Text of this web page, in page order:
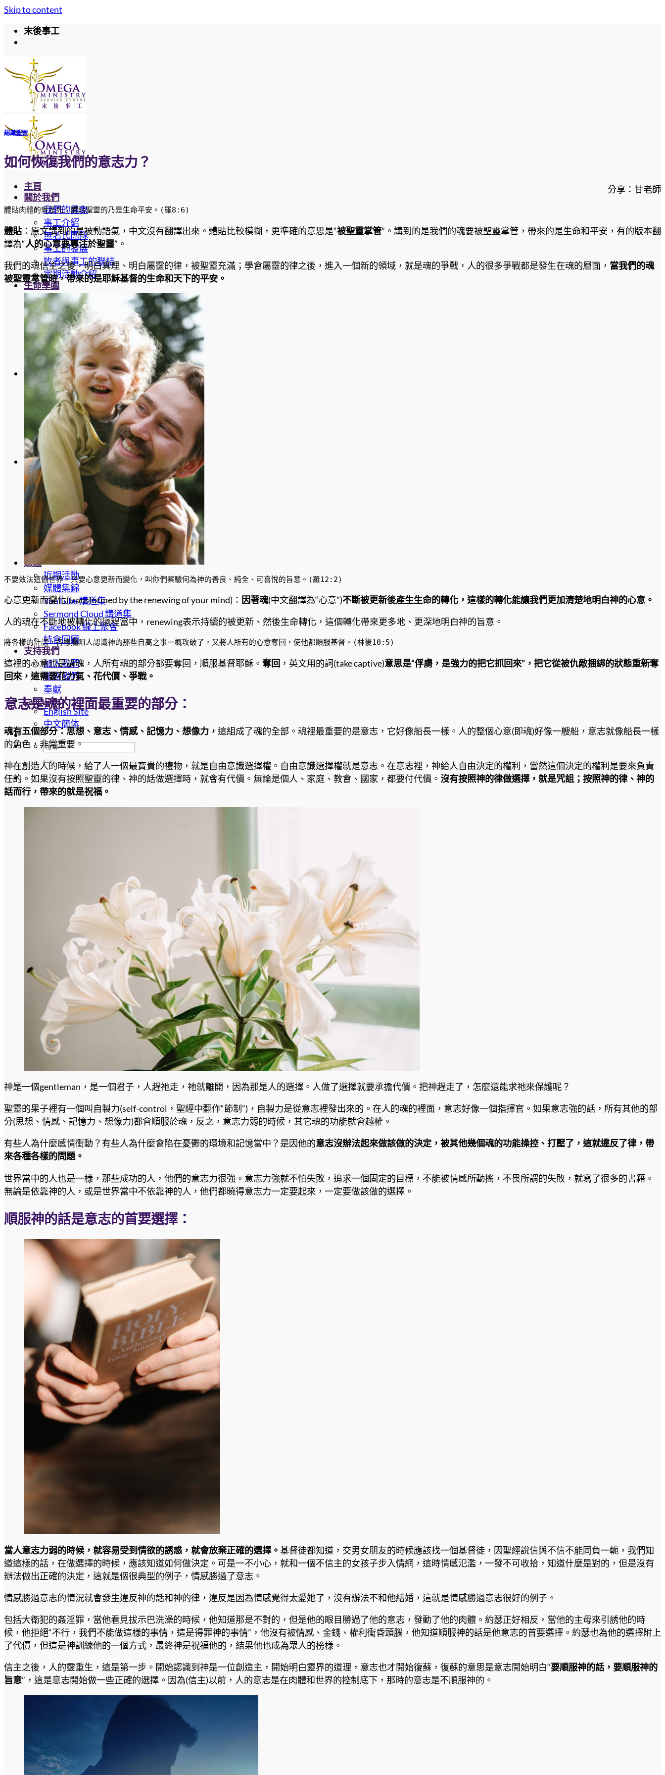
Skip to content
末後事工
主頁
關於我們
我們的異象
事工介紹
無名氏團隊
事工的發展
牧者與事工的聯結
定期活動介紹
生命學園
生命學園簡介
生命學園醫治中心
醫治課程信息
裝備課程信息
新婦課程信息
單身婚戀輔導事工
培訓課程
教牧培訓系列
神國商業
初信造就
查經生活
認識聖靈
少兒專區
最新文章
教導與見證
先知啟示與應驗
屬靈資源
代禱者資源
全球新聞
鐵杖轄管列國
末日復興運動
媒體
近期活動
媒體集錦
YouTube 講道集
Sermond Cloud 講道集
Facebook 線上聚會
特會回顧
支持我們
加入我們
聯絡我們
奉獻
Language
English Site
中文簡体
認識聖靈
如何恢復我們的意志力？
分享：甘老師
體貼肉體的就是死；體貼聖靈的乃是生命平安。(羅8:6)
體貼：原文講到的是被動語氣，中文沒有翻譯出來。體貼比較模糊，更準確的意思是“被聖靈掌管”。講到的是我們的魂要被聖靈掌管，帶來的是生命和平安，有的版本翻
譯為“人的心意要專注於聖靈”。
我們的魂信主之後，明白真理、明白屬靈的律，被聖靈充滿；學會屬靈的律之後，進入一個新的領域，就是魂的爭戰，人的很多爭戰都是發生在魂的層面， 當我們的魂
被聖靈掌管時，帶來的是耶穌基督的生命和天下的平安。
不要效法這個世界，只要心意更新而變化，叫你們察驗何為神的善良、純全、可喜悅的旨意。(羅12:2)
心意更新而變化(transformed by the renewing of your mind)： 因著魂(中文翻譯為“心意”)不斷被更新後產生生命的轉化，這樣的轉化能讓我們更加清楚地明白神的心意。
人的魂在不斷地被轉化的過程當中，renewing表示持續的被更新、然後生命轉化，這個轉化帶來更多地、更深地明白神的旨意。
將各樣的計謀，各樣攔阻人認識神的那些自高之事一概攻破了，又將人所有的心意奪回，使他都順服基督。(林後10:5)
這裡的心意也是講魂，人所有魂的部分都要奪回，順服基督耶穌。 奪回 ，英文用的詞(take captive)意思是“俘虜，是強力的把它抓回來”，把它從被仇敵捆綁的狀態重新奪
回來，這需要花力氣、花代價、爭戰。
意志是魂的裡面最重要的部分：
魂有五個部分：思想、意志、情感、記憶力、想像力， 這組成了魂的全部。魂裡最重要的是意志，它好像船長一樣。人的整個心意(即魂)好像一艘船，意志就像船長一樣
的角色，非常重要。
神在創造人的時候，給了人一個最寶貴的禮物，就是自由意識選擇權。自由意識選擇權就是意志。在意志裡，神給人自由決定的權利，當然這個決定的權利是要來負責
任的。如果沒有按照聖靈的律、神的話做選擇時，就會有代價。無論是個人、家庭、教會、國家，都要付代價。 沒有按照神的律做選擇，就是咒詛；按照神的律、神的
話而行，帶來的就是祝福。
神是一個gentleman，是一個君子，人趕祂走，祂就離開，因為那是人的選擇。人做了選擇就要承擔代價。把神趕走了，怎麼還能求祂來保護呢？
聖靈的果子裡有一個叫自製力(self-control，聖經中翻作“節制”)，自製力是從意志裡發出來的。在人的魂的裡面，意志好像一個指揮官。如果意志強的話，所有其他的部
分(思想、情感、記憶力、想像力)都會順服於魂，反之，意志力弱的時候，其它魂的功能就會越權。
有些人為什麼感情衝動？有些人為什麼會陷在憂鬱的環境和記憶當中？是因他的意志沒辦法起來做該做的決定，被其他幾個魂的功能操控、打壓了，這就違反了律，帶
來各種各樣的問題。
世界當中的人也是一樣，那些成功的人，他們的意志力很強。意志力強就不怕失敗，追求一個固定的目標，不能被情感所動搖，不畏所謂的失敗，就寫了很多的書籍。
無論是依靠神的人，或是世界當中不依靠神的人，他們都曉得意志力一定要起來，一定要做該做的選擇。
順服神的話是意志的首要選擇：
當人意志力弱的時候，就容易受到情欲的誘惑，就會放棄正確的選擇。 基督徒都知道，交男女朋友的時候應該找一個基督徒，因聖經說信與不信不能同負一軛，我們知
道這樣的話，在做選擇的時候，應該知道如何做決定。可是一不小心，就和一個不信主的女孩子步入情網，這時情感氾濫，一發不可收拾，知道什麼是對的，但是沒有
辦法做出正確的決定，這就是個很典型的例子，情感勝過了意志。
情感勝過意志的情況就會發生違反神的話和神的律，違反是因為情感覺得太愛她了，沒有辦法不和他結婚，這就是情感勝過意志很好的例子。
包括大衛犯的姦淫罪，當他看見拔示巴洗澡的時候，他知道那是不對的，但是他的眼目勝過了他的意志，發動了他的肉體。約瑟正好相反，當他的主母來引誘他的時
候，他拒絕“不行，我們不能做這樣的事情，這是得罪神的事情”，他沒有被情感、金錢、權利衝昏頭腦，他知道順服神的話是他意志的首要選擇。約瑟也為他的選擇附上
了代價，但這是神訓練他的一個方式，最終神是祝福他的，結果他也成為眾人的榜樣。
信主之後，人的靈重生，這是第一步。開始認識到神是一位創造主，開始明白靈界的道理，意志也才開始復蘇，復蘇的意思是意志開始明白“要順服神的話，要順服神的
旨意”，這是意志開始做一些正確的選擇。因為(信主)以前，人的意志是在肉體和世界的控制底下，那時的意志是不順服神的。